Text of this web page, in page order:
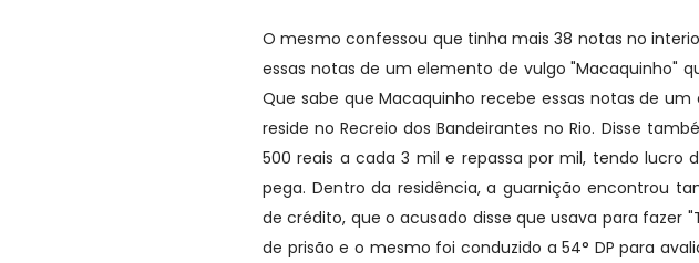
O mesmo confessou que tinha mais 38 notas no
essas notas de um elemento de vulgo "Macaquinho"
Que sabe que Macaquinho recebe essas notas de
reside no Recreio dos Bandeirantes no Rio. Disse
500 reais a cada 3 mil e repassa por mil, tendo lucro
pega. Dentro da residência, a guarnição encontrou
de crédito, que o acusado disse que usava para fazer
de prisão e o mesmo foi conduzido a 54° DP para